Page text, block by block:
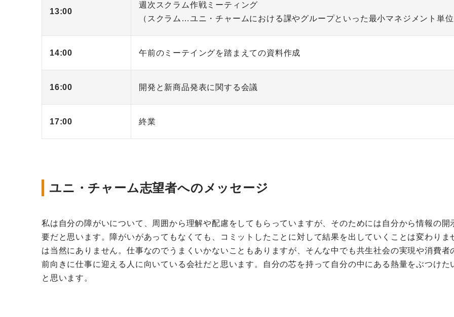
13:00
週次スクラム作戦ミーティング
（スクラム…ユニ・チャームにおける課やグループといった最小マネジメント単
14:00 午前のミーテイングを踏まえての資料作成
16:00 開発と新商品発表に関する会議
17:00 終業
ユニ・チャーム志望者へのメッセージ
私は自分の障がいについて、周囲から理解や配慮をしてもらっていますが、そのためには自分から情報の
要だと思います。障がいがあってもなくても、コミットしたことに対して結果を出していくことは変わり
は当然にありません。仕事なのでうまくいかないこともありますが、そんな中でも共生社会の実現や消費
前向きに仕事に迎える人に向いている会社だと思います。自分の芯を持って自分の中にある熱量をぶつけ
と思います。